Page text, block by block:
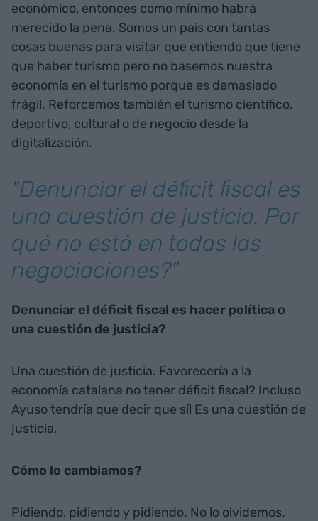
económico, entonces como mínimo habrá
merecido la pena. Somos un país con tantas
cosas buenas para visitar que entiendo que tiene
que haber turismo pero no basemos nuestra
economía en el turismo porque es demasiado
frágil. Reforcemos también el turismo científico,
deportivo, cultural o de negocio desde la
digitalización.
"Denunciar el déficit fiscal es
una cuestión de justicia. Por
qué no está en todas las
negociaciones?"
Denunciar el déficit fiscal es hacer política o
una cuestión de justicia?
Una cuestión de justicia. Favorecería a la
economía catalana no tener déficit fiscal? Incluso
Ayuso tendría que decir que sí! Es una cuestión de
justicia.
Cómo lo cambiamos?
Pidiendo, pidiendo y pidiendo. No lo olvidemos.